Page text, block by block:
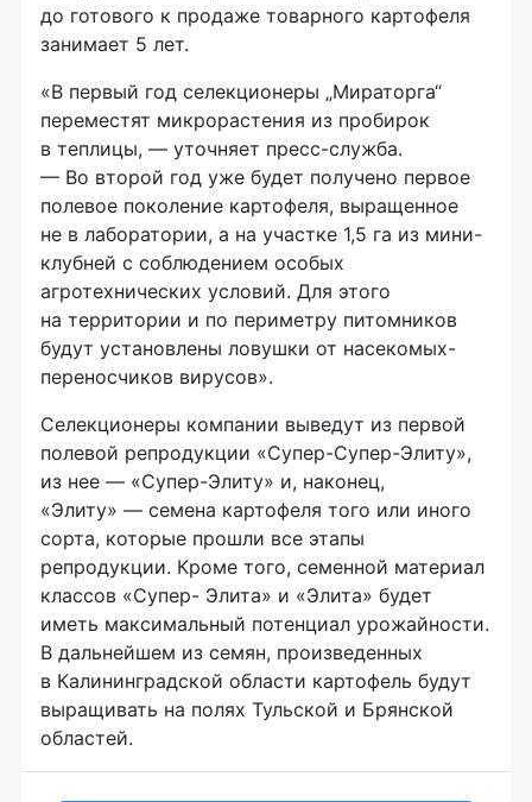
до готового к продаже товарного картофеля
занимает 5 лет.
«В первый год селекционеры „Мираторга“
переместят микрорастения из пробирок
в теплицы, — уточняет пресс-служба.
— Во второй год уже будет получено первое
полевое поколение картофеля, выращенное
не в лаборатории, а на участке 1,5 га из мини-
клубней с соблюдением особых
агротехнических условий. Для этого
на территории и по периметру питомников
будут установлены ловушки от насекомых-
переносчиков вирусов».
Селекционеры компании выведут из первой
полевой репродукции «Супер-Супер-Элиту»,
из нее — «Супер-Элиту» и, наконец,
«Элиту» — семена картофеля того или иного
сорта, которые прошли все этапы
репродукции. Кроме того, семенной материал
классов «Супер- Элита» и «Элита» будет
иметь максимальный потенциал урожайности.
В дальнейшем из семян, произведенных
в Калининградской области картофель будут
выращивать на полях Тульской и Брянской
областей.